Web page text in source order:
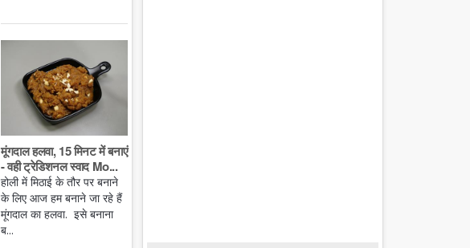
मूंगदाल हलवा, 15 मिनट में बनाएं
- वही ट्रेडिशनल स्वाद Mo...
होली में मिठाई के तौर पर बनाने
के लिए आज हम बनाने जा रहे हैं
मूंगदाल का हलवा. इसे बनाना
ब...